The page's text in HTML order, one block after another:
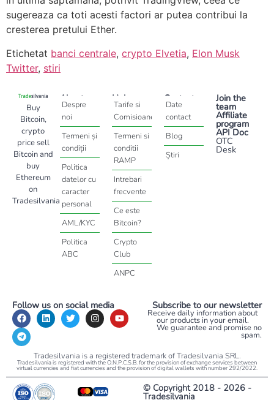
sugereaza ca toti acesti factori ar putea contribui la
cresterea pretului Ether.
Etichetat banci centrale, crypto Elvetia, Elon Musk
Twitter, stiri
Buy
Bitcoin,
crypto
price sell
Bitcoin and
buy
Ethereum
on
Tradesilvania
About
Despre
noi
Termeni și
condiții
Politica
datelor cu
caracter
personal
AML/KYC
Politica
ABC
Help
Tarife si
Comisioane
Termeni si
conditii
RAMP
Intrebari
frecvente
Ce este
Bitcoin?
Crypto
Club
ANPC
Contact
Date
contact
Blog
Știri
Join the
team
Affiliate
program
API Doc
OTC
Desk
Follow us on social media Subscribe to our newsletter
Receive daily information about
our products in your email.
We guarantee and promise no
spam.
Tradesilvania is a registered trademark of Tradesilvania SRL.
Tradesilvania is registered with the O.N.P.C.S.B. for the provision of exchange services between
virtual currencies and fiat currencies and the provision of digital wallets with number 292/2022.
© Copyright 2018 - 2026 -
Tradesilvania